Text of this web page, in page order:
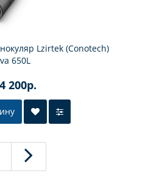
Lzirtek (Conotech)
650L
200р.